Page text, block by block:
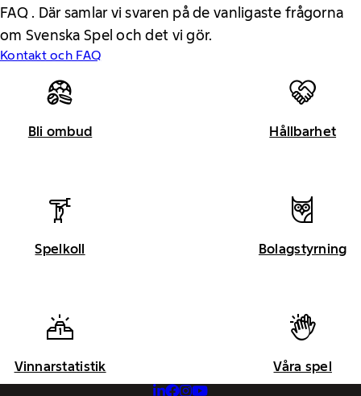
FAQ . Där samlar vi svaren på de vanligaste frågorna
om Svenska Spel och det vi gör.
Kontakt och FAQ
Bli ombud Hållbarhet
Spelkoll Bolagstyrning
Vinnarstatistik Våra spel